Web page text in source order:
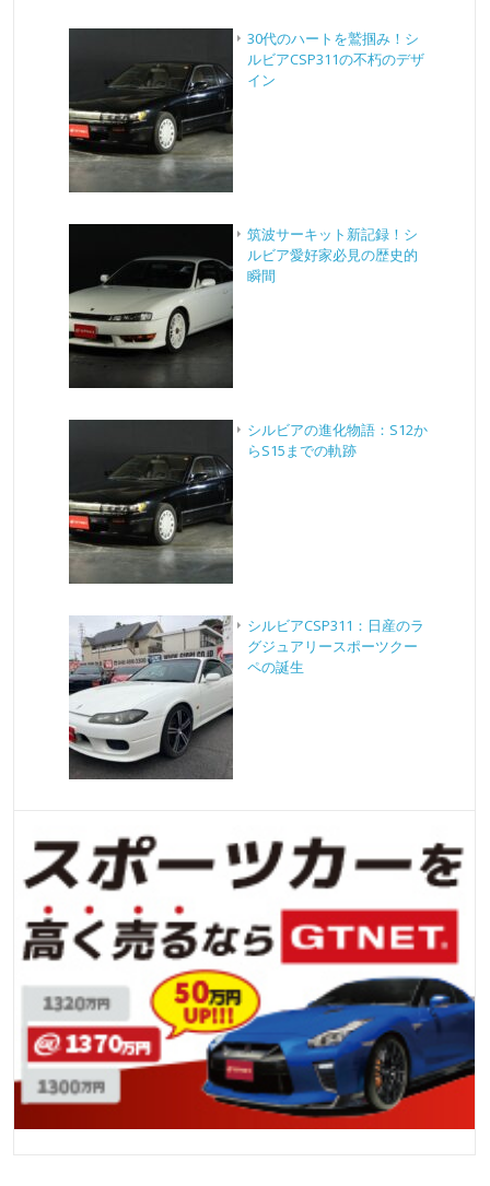
30代のハートを鷲掴み！シ
ルビアCSP311の不朽のデザ
イン
筑波サーキット新記録！シ
ルビア愛好家必見の歴史的
瞬間
シルビアの進化物語：S12か
らS15までの軌跡
シルビアCSP311：日産のラ
グジュアリースポーツクー
ペの誕生